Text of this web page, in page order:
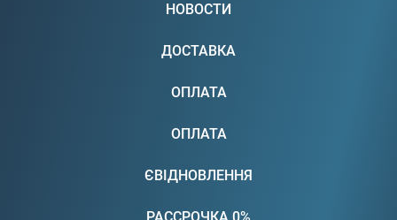
НОВОСТИ
ДОСТАВКА
ОПЛАТА
ОПЛАТА
ЄВІДНОВЛЕННЯ